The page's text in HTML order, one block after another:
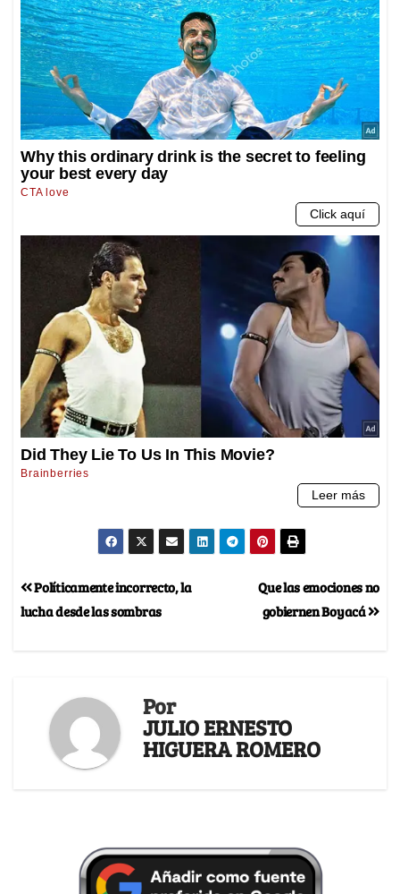
Que las emociones no
gobiernen Boyacá
Políticamente incorrecto, la
lucha desde las sombras
Por
JULIO ERNESTO
HIGUERA ROMERO